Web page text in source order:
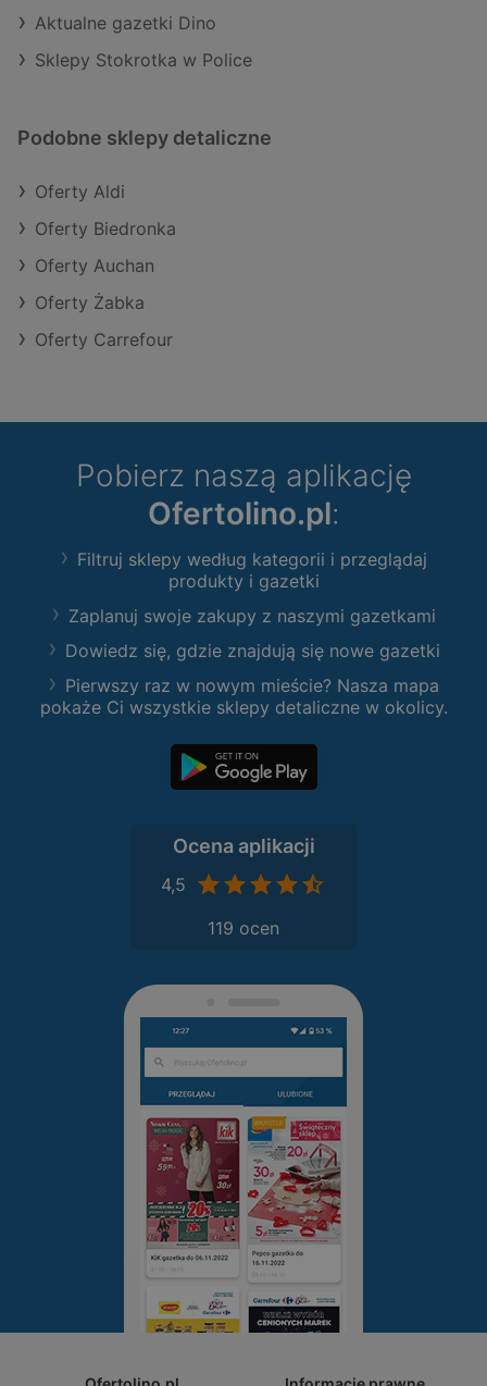
Aktualne gazetki Dino
Sklepy Stokrotka w Police
Podobne sklepy detaliczne
Oferty Aldi
Oferty Biedronka
Oferty Auchan
Oferty Żabka
Oferty Carrefour
Pobierz naszą aplikację
Ofertolino.pl:
Filtruj sklepy według kategorii i przeglądaj
produkty i gazetki
Zaplanuj swoje zakupy z naszymi gazetkami
Dowiedz się, gdzie znajdują się nowe gazetki
Pierwszy raz w nowym mieście? Nasza mapa
pokaże Ci wszystkie sklepy detaliczne w okolicy.
Ocena aplikacji
4,5
119 ocen